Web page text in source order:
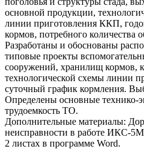
основной продукции,
линии приготовления ККП,
кормов, потребного количества
Разработаны и обоснованы
типовые проекты
сооружений, хранилищ кормов,
технологической схемы линии
суточный график кормления.
Определены основные технико-
трудоемкость ТО.
Дополнительные материалы:
неисправности в работе ИКС-
2 листах в программе Word.